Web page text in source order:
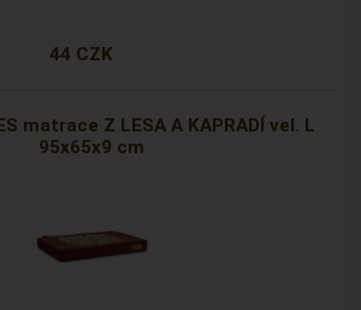
44 CZK
matrace Z LESA A KAPRADÍ vel. L
95x65x9 cm